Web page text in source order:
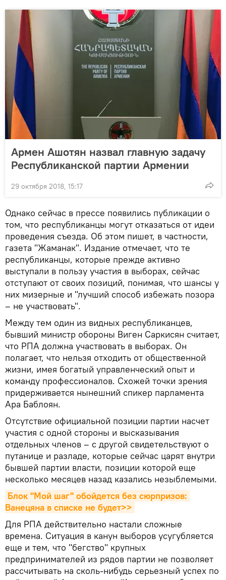
Армен Ашотян назвал главную задачу
Республиканской партии Армении
29 октября 2018, 15:17
Однако сейчас в прессе появились публикации о
том, что республиканцы могут отказаться от идеи
проведения съезда. Об этом пишет, в частности,
газета "Жаманак". Издание отмечает, что те
республиканцы, которые прежде активно
выступали в пользу участия в выборах, сейчас
отступают от своих позиций, понимая, что шансы у
них мизерные и "лучший способ избежать позора
– не участвовать".
Между тем один из видных республиканцев,
бывший министр обороны Виген Саркисян считает,
что РПА должна участвовать в выборах. Он
полагает, что нельзя отходить от общественной
жизни, имея богатый управленческий опыт и
команду профессионалов. Схожей точки зрения
придерживается нынешний спикер парламента
Ара Баблоян.
Отсутствие официальной позиции партии насчет
участия с одной стороны и высказывания
отдельных членов – с другой свидетельствуют о
путанице и разладе, которые сейчас царят внутри
бывшей партии власти, позиции которой еще
несколько месяцев назад казались незыблемыми.
Блок "Мой шаг" обойдется без сюрпризов:
Ванецяна в списке не будет>>
Для РПА действительно настали сложные
времена. Ситуация в канун выборов усугубляется
еще и тем, что "бегство" крупных
предпринимателей из рядов партии не позволяет
рассчитывать на сколь-нибудь серьезный успех по